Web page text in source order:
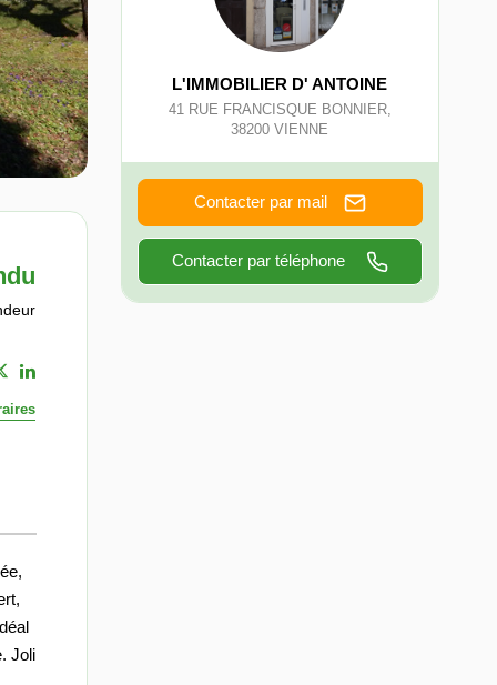
Joli
L'IMMOBILIER D' ANTOINE
41 RUE FRANCISQUE BONNIER,
38200 VIENNE
Contacter par mail
Contacter par téléphone